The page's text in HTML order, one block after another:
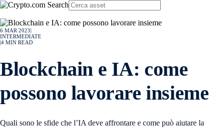
6 MAR 2023
INTERMEDIATE
4 MIN READ
Blockchain e IA: come
possono lavorare insieme
Quali sono le sfide che l’IA deve affrontare e come può aiutare la